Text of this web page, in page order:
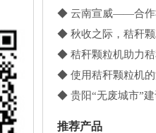
◆ 云南宣威——合作
◆ 秋收之际，秸秆
◆ 秸秆颗粒机助力
◆ 使用秸秆颗粒机
◆ 贵阳“无废城市”
推荐产品